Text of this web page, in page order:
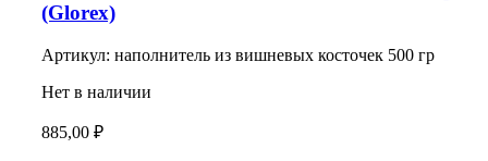
(Glorex)
Артикул: наполнитель из вишневых косточек 500 гр
Нет в наличии
885,00 ₽